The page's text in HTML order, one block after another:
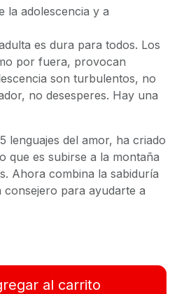
la adolescencia y a
es dura para todos. Los
por fuera, provocan
son turbulentos, no
no desesperes. Hay una
lenguajes del amor, ha criado
que es subirse a la montaña
Ahora combina la sabiduría
para ayudarte a
al carrito